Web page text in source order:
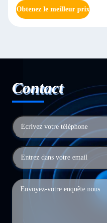
Obtenez le meilleur prix
Contact